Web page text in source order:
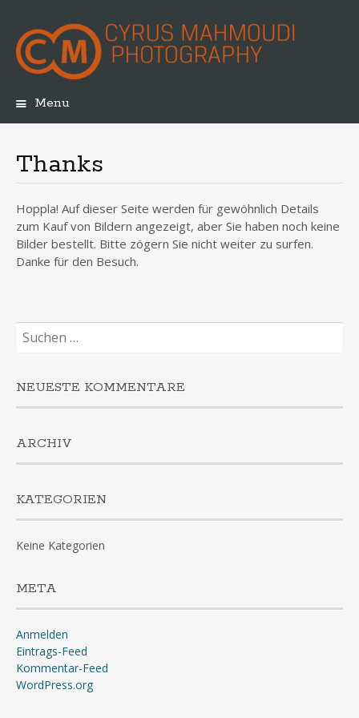
Menu
Thanks
Hoppla! Auf dieser Seite werden für gewöhnlich Details
zum Kauf von Bildern angezeigt, aber Sie haben noch keine
Bilder bestellt. Bitte zögern Sie nicht weiter zu surfen.
Danke für den Besuch.
Suchen
nach:
NEUESTE KOMMENTARE
ARCHIV
KATEGORIEN
Keine Kategorien
META
Anmelden
Eintrags-Feed
Kommentar-Feed
WordPress.org